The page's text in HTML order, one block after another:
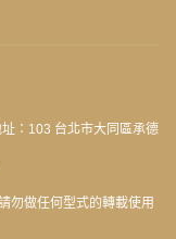
：103 台北市大同區承德
勿做任何型式的轉載使用